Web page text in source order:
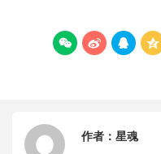
   
作者： 星魂